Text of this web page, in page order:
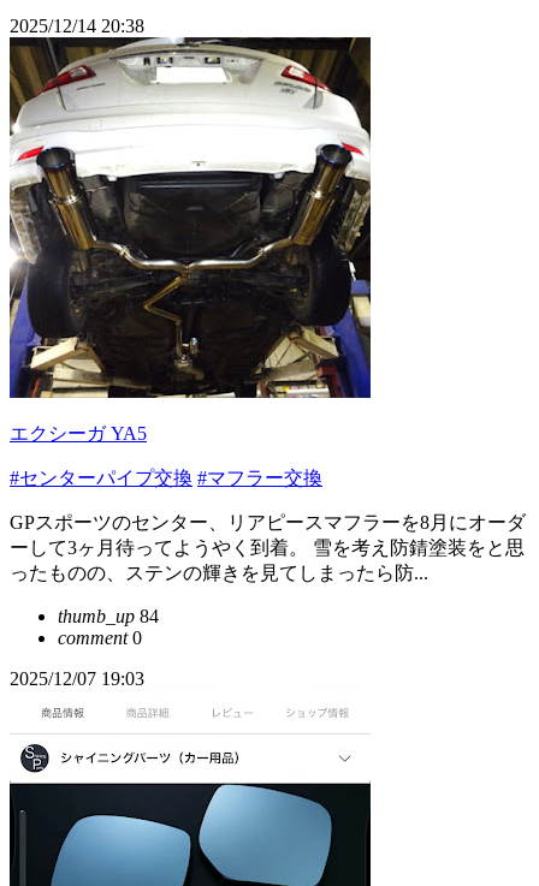
2025/12/14 20:38
エクシーガ YA5
#センターパイプ交換 #マフラー交換
GPスポーツのセンター、リアピースマフラーを8月にオーダ
ーして3ヶ月待ってようやく到着。 雪を考え防錆塗装をと思
ったものの、ステンの輝きを見てしまったら防...
thumb_up 84
comment0
2025/12/07 19:03